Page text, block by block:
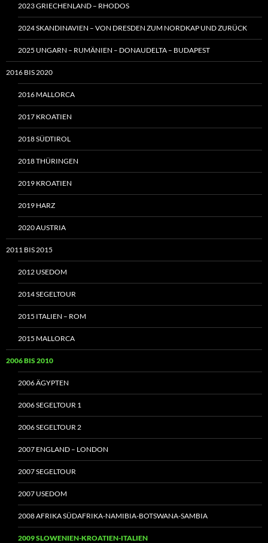
2023 GRIECHENLAND – RHODOS
2024 SKANDINAVIEN – VON DRESDEN ZUM NORDKAP UND ZURÜCK
2025 UNGARN – RUMÄNIEN – DONAUDELTA – BUDAPEST
2016 BIS 2020
2016 MALLORCA
2017 KROATIEN
2018 SÜDTIROL
2018 THÜRINGEN
2019 KROATIEN
2019 HARZ
2020 AUSTRIA
2011 BIS 2015
2012 USEDOM
2014 SEGELTOUR
2015 ITALIEN – ROM
2015 MALLORCA
2006 BIS 2010
2006 ÄGYPTEN
2006 SEGELTOUR 1
2006 SEGELTOUR 2
2007 ENGLAND – LONDON
2007 SEGELTOUR
2007 USEDOM
2008 AFRIKA SÜDAFRIKA-NAMIBIA-BOTSWANA-SAMBIA
2009 SLOWENIEN-KROATIEN-ITALIEN